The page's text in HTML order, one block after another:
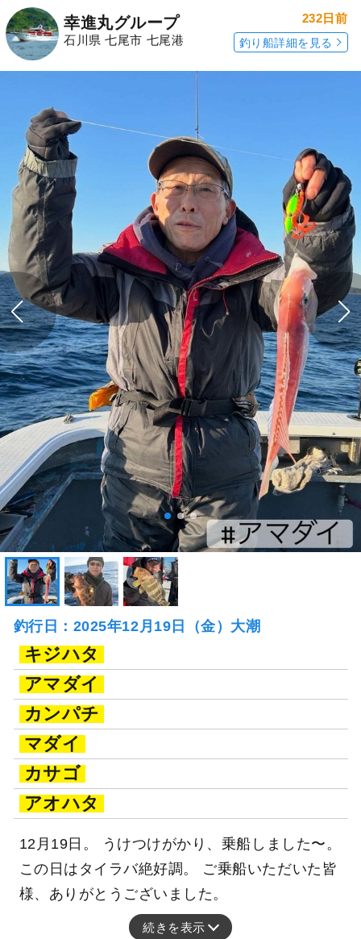
幸進丸グループ
石川県 七尾市 七尾港
232日前
釣り船詳細を見る
釣行日：2025年12月19日（金）大潮
キジハタ
アマダイ
カンパチ
マダイ
カサゴ
アオハタ
12月19日。 うけつけがかり、乗船しました〜。
この日はタイラバ絶好調。 ご乗船いただいた皆
様、ありがとうございました。
続きを表示